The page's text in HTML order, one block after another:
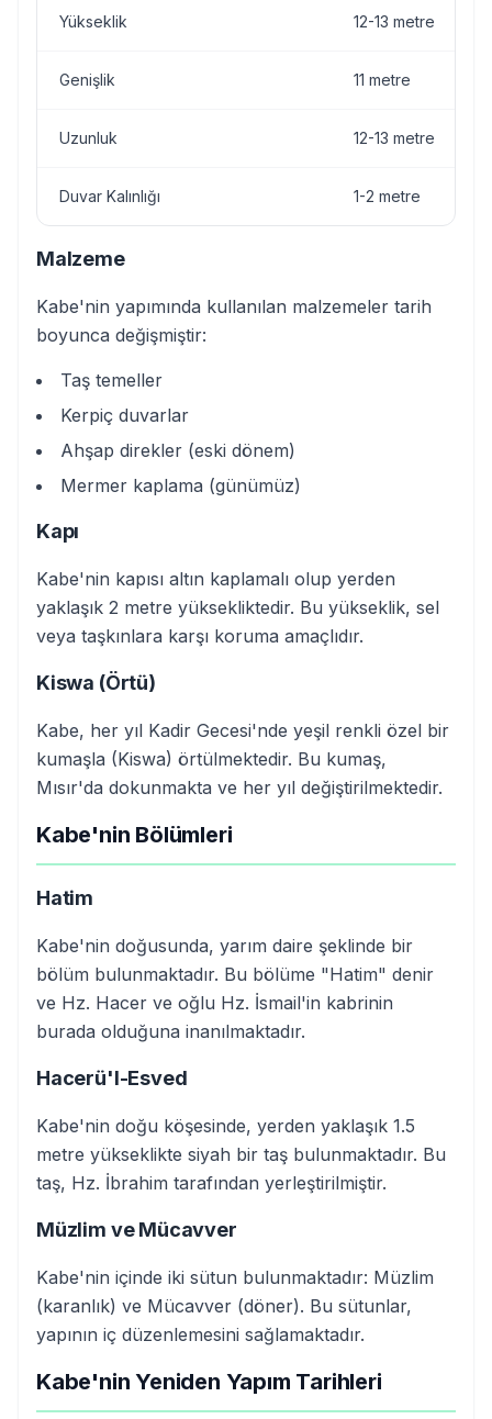
Yükseklik 12-13 metre
Genişlik 11 metre
Uzunluk 12-13 metre
Duvar Kalınlığı 1-2 metre
Malzeme
Kabe'nin yapımında kullanılan malzemeler tarih
boyunca değişmiştir:
Taş temeller
Kerpiç duvarlar
Ahşap direkler (eski dönem)
Mermer kaplama (günümüz)
Kapı
Kabe'nin kapısı altın kaplamalı olup yerden
yaklaşık 2 metre yüksekliktedir. Bu yükseklik, sel
veya taşkınlara karşı koruma amaçlıdır.
Kiswa (Örtü)
Kabe, her yıl Kadir Gecesi'nde yeşil renkli özel bir
kumaşla (Kiswa) örtülmektedir. Bu kumaş,
Mısır'da dokunmakta ve her yıl değiştirilmektedir.
Kabe'nin Bölümleri
Hatim
Kabe'nin doğusunda, yarım daire şeklinde bir
bölüm bulunmaktadır. Bu bölüme "Hatim" denir
ve Hz. Hacer ve oğlu Hz. İsmail'in kabrinin
burada olduğuna inanılmaktadır.
Hacerü'l-Esved
Kabe'nin doğu köşesinde, yerden yaklaşık 1.5
metre yükseklikte siyah bir taş bulunmaktadır. Bu
taş, Hz. İbrahim tarafından yerleştirilmiştir.
Müzlim ve Mücavver
Kabe'nin içinde iki sütun bulunmaktadır: Müzlim
(karanlık) ve Mücavver (döner). Bu sütunlar,
yapının iç düzenlemesini sağlamaktadır.
Kabe'nin Yeniden Yapım Tarihleri